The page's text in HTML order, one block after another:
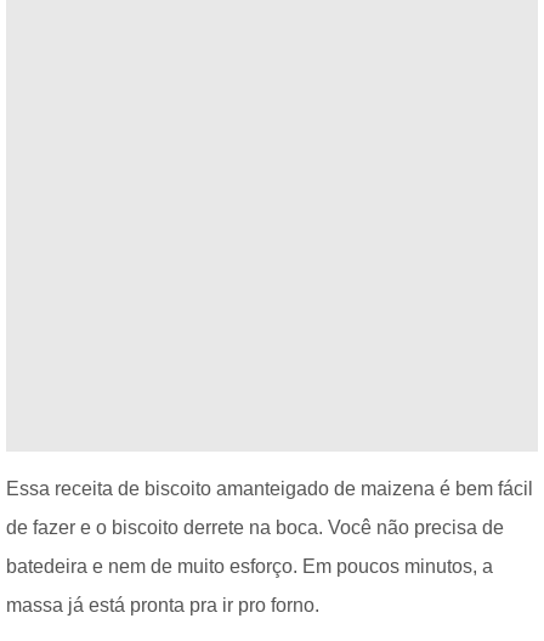
Essa receita de biscoito amanteigado de maizena é bem fácil
de fazer e o biscoito derrete na boca. Você não precisa de
batedeira e nem de muito esforço. Em poucos minutos, a
massa já está pronta pra ir pro forno.